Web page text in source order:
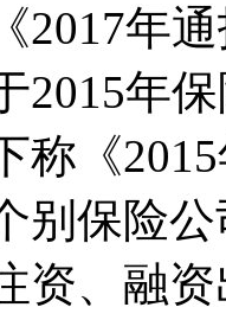
2017年
2015年
称《
别保险
资、融